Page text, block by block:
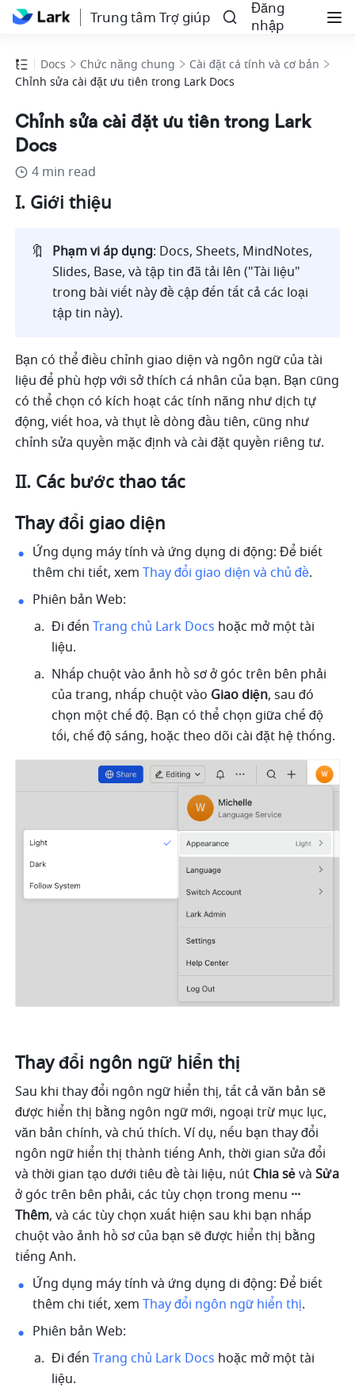
Trung tâm Trợ giúp
Đăng
nhập
Docs Chức năng chung
Cài đặt cá tính và cơ bản
Chỉnh sửa cài đặt ưu tiên trong Lark Docs
Chỉnh sửa cài đặt ưu tiên trong Lark
Docs
4 min read
I. Giới thiệu
🔖 Phạm vi áp dụng: Docs, Sheets, MindNotes,
Slides, Base, và tập tin đã tải lên ("Tài liệu"
trong bài viết này đề cập đến tất cả các loại
tập tin này).
Bạn có thể điều chỉnh giao diện và ngôn ngữ của tài
liệu để phù hợp với sở thích cá nhân của bạn. Bạn cũng
có thể chọn có kích hoạt các tính năng như dịch tự
động, viết hoa, và thụt lề dòng đầu tiên, cũng như
chỉnh sửa quyền mặc định và cài đặt quyền riêng tư.
II. Các bước thao tác
Thay đổi giao diện
Ứng dụng máy tính và ứng dụng di động: Để biết
thêm chi tiết, xem Thay đổi giao diện và chủ đề.
Phiên bản Web:
Đi đến Trang chủ Lark Docs hoặc mở một tài
liệu.
Nhấp chuột vào ảnh hồ sơ ở góc trên bên phải
của trang, nhấp chuột vào Giao diện, sau đó
chọn một chế độ. Bạn có thể chọn giữa chế độ
tối, chế độ sáng, hoặc theo dõi cài đặt hệ thống.
Thay đổi ngôn ngữ hiển thị
Sau khi thay đổi ngôn ngữ hiển thị, tất cả văn bản sẽ
được hiển thị bằng ngôn ngữ mới, ngoại trừ mục lục,
văn bản chính, và chú thích. Ví dụ, nếu bạn thay đổi
ngôn ngữ hiển thị thành tiếng Anh, thời gian sửa đổi
và thời gian tạo dưới tiêu đề tài liệu, nút Chia sẻ và Sửa
ở góc trên bên phải, các tùy chọn trong menu ···
Thêm, và các tùy chọn xuất hiện sau khi bạn nhấp
chuột vào ảnh hồ sơ của bạn sẽ được hiển thị bằng
tiếng Anh.
Ứng dụng máy tính và ứng dụng di động: Để biết
thêm chi tiết, xem Thay đổi ngôn ngữ hiển thị.
Phiên bản Web:
Đi đến Trang chủ Lark Docs hoặc mở một tài
liệu.